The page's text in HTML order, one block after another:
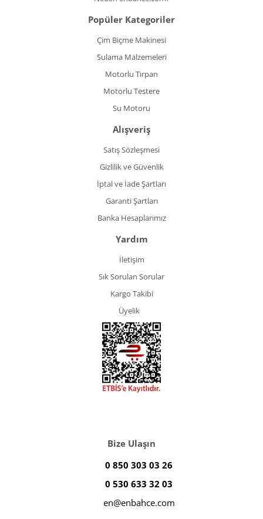
Popüler Kategoriler
Çim Biçme Makinesi
Sulama Malzemeleri
Motorlu Tırpan
Motorlu Testere
Su Motoru
Alışveriş
Satış Sözleşmesi
Gizlilik ve Güvenlik
İptal ve İade Şartları
Garanti Şartları
Banka Hesaplarımız
Yardım
İletişim
Sık Sorulan Sorular
Kargo Takibi
Üyelik
Bize Ulaşın
0 850 303 03 26
0 530 633 32 03
en@enbahce.com